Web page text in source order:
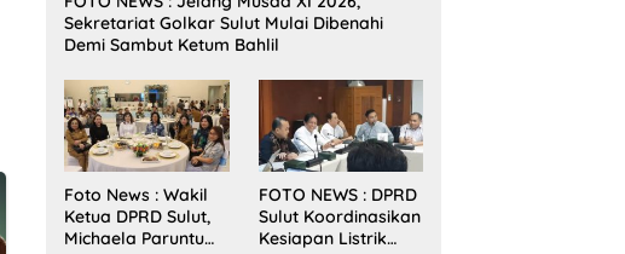
Sekretariat Golkar Sulut Mulai Dibenahi
Demi Sambut Ketum Bahlil
Foto News : Wakil
Ketua DPRD Sulut,
Michaela Paruntu
FOTO NEWS : DPRD
Sulut Koordinasikan
Kesiapan Listrik